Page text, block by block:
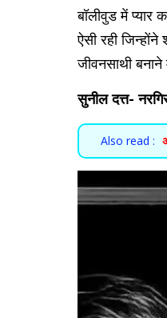
बॉलीवुड में प्यार
ऐसी रही
जीवनसाथी
सुनील दत्त-
Also read :